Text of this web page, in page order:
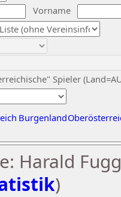
Vorname
Spieler
Burgenland
Harald
)